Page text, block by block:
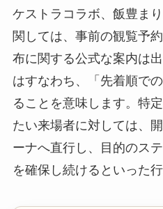
ケストラコラボ、飯豊ま
関しては、事前の観覧予
布に関する公式な案内は
はすなわち、「先着順で
ることを意味します。特
たい来場者に対しては、
ーナへ直行し、目的のス
を確保し続けるといった